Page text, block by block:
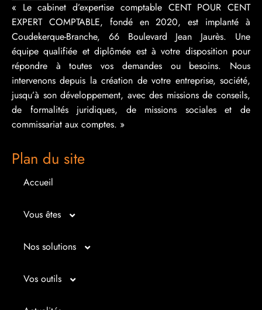
« Le cabinet d’expertise comptable CENT POUR CENT
EXPERT COMPTABLE, fondé en 2020, est implanté à
Coudekerque-Branche, 66 Boulevard Jean Jaurès. Une
équipe qualifiée et diplômée est à votre disposition pour
répondre à toutes vos demandes ou besoins. Nous
intervenons depuis la création de votre entreprise, société,
jusqu’à son développement, avec des missions de conseils,
de formalités juridiques, de missions sociales et de
commissariat aux comptes. »
Plan du site
Accueil
Vous êtes
Micro entrepreneur
Créateur d’entreprise
Repreneur d’entreprise
Nos solutions
Entrepreunariat
Vos outils